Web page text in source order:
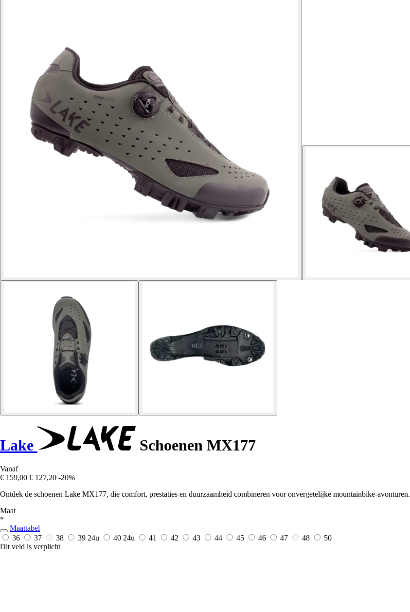
Lake Schoenen MX177
Vanaf
€ 159,00 € 127,20 -20%
Ontdek de schoenen Lake MX177, die comfort, prestaties en duurzaamheid combineren voor onvergetelijke mountainbike-avonturen.
Maat
*
Maattabel
36
37 38 39 24u 40 24u 41 42 43 44 45 46 47 48
50
Dit veld is verplicht